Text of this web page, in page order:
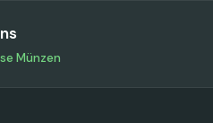
Münzen